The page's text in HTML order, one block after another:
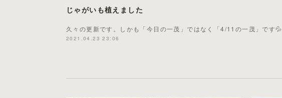
じゃがいも植えました
久々の更新です。しかも「今日の一茂」ではなく「4/11の一茂」です💦
2021.04.23 23:06